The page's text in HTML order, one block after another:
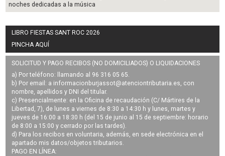
noches dedicadas a la música
LIBRO FIESTAS SANT ROC 2026
PINCHA AQUÍ
SOLICITUD Y PAGO RECIBOS (NO DOMICILIADOS) O LIQUIDACIONES
a) Por teléfono: llamando al 96 316 05 65.
b) Por email: a informacionburjassot@atenciontributaria.es, con
nombre, apellidos y DNI del titular.
c) Presencialmente: en la Oficina de recaudación (C/ Mártires de la
Libertad, 7), de lunes a viernes de 8:30 a 14:30 h y lunes, martes y
jueves de 16:00 a 18:30 h (del 15 de junio al 15 de septiembre: horario
de 8:00 a 15:00 y cerrado por las tardes).
d) Para los recibos en voluntaria, además, en sede electrónica en el
apartado mis datos/objetos tributarios.
PAGO EN LÍNEA: